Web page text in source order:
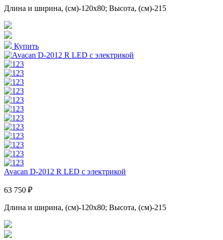
Длина и ширина, (см)-120x80; Высота, (см)-215
Купить
Avacan D-2012 R LED с электрикой
63 750 ₽
Длина и ширина, (см)-120x80; Высота, (см)-215